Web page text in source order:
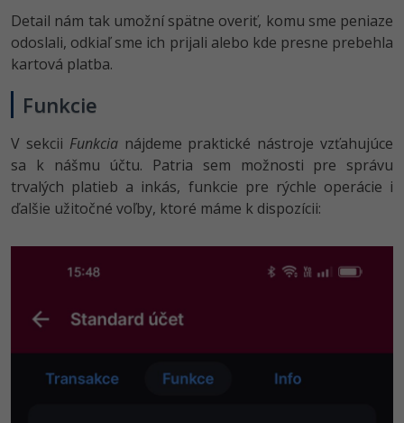
Detail nám tak umožní spätne overiť, komu sme peniaze
odoslali, odkiaľ sme ich prijali alebo kde presne prebehla
kartová platba.
Funkcie
V sekcii Funkcianájdeme praktické nástroje vzťahujúce
sa k nášmu účtu. Patria sem možnosti pre správu
trvalých platieb a inkás, funkcie pre rýchle operácie i
ďalšie užitočné voľby, ktoré máme k dispozícii: